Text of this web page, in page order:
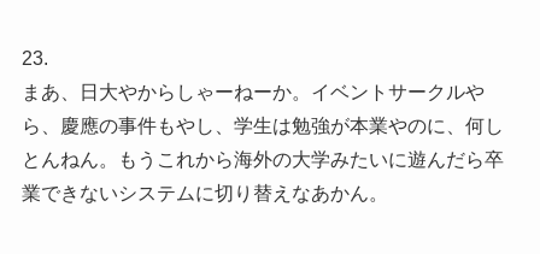
23.
まあ、日大やからしゃーねーか。イベントサークルや
ら、慶應の事件もやし、学生は勉強が本業やのに、何し
とんねん。もうこれから海外の大学みたいに遊んだら卒
業できないシステムに切り替えなあかん。